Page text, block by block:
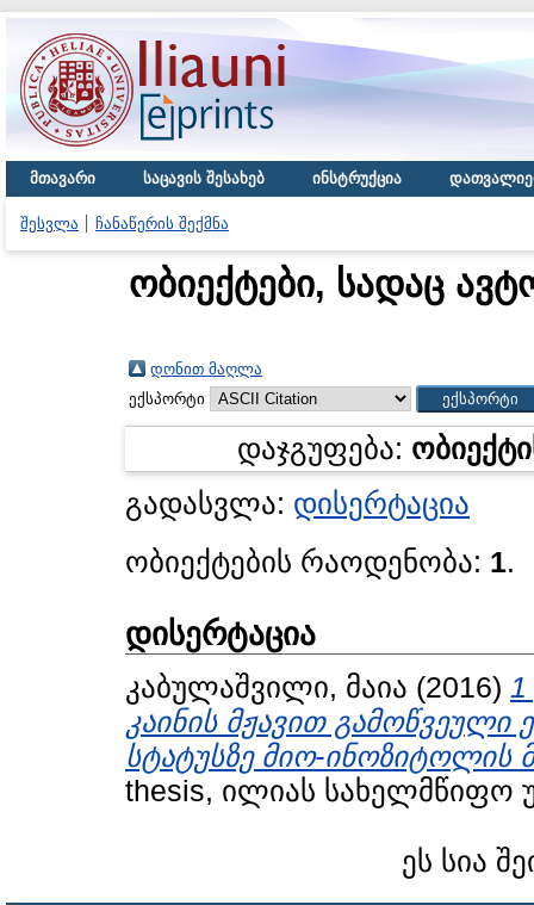
მთავარი საცავის შესახებ ინსტრუქცია
შესვლა ჩანაწერის შექმნა
ობიექტები, სადაც
დონით მაღლა
ექსპორტი
დაჯგუფება:
გადასვლა: დისერტაცია
ობიექტების რაოდენობა: 1.
დისერტაცია
კაბულაშვილი, მაია (2016) 1
კაინის მჟავით გამოწვეული
სტატუსზე მიო-ინოზიტოლის
thesis, ილიას სახელმწიფო
ეს სია